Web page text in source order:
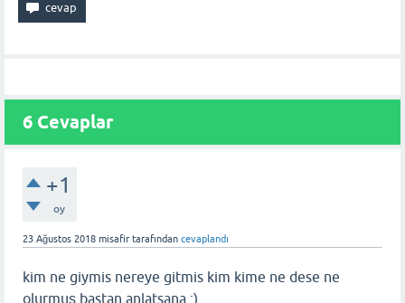
6 Cevaplar
+1
oy
23 Ağustos 2018 misafir tarafından cevaplandı
kim ne giymis nereye gitmis kim kime ne dese ne
olurmuş bastan anlatsana :)